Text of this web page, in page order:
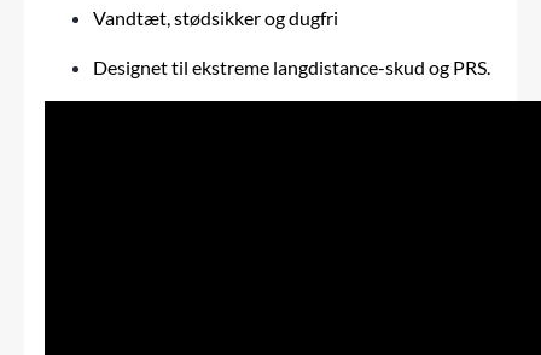
Vandtæt, stødsikker og dugfri
Designet til ekstreme langdistance-skud og PRS.